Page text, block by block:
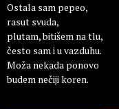
Ostala sam pepeo,
rasut svuda,
plutam, bitišem na tlu,
često sam i u vazduhu.
Moža nekada ponovo
budem nečiji koren.